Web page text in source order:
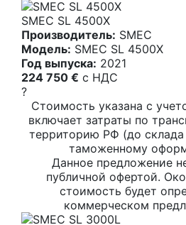
SMEC SL 4500X
Производитель: SMEC
Модель: SMEC SL 4500X
Год выпуска: 2021
224 750 € c НДС
?
Стоимость указана с
включает затраты по
территорию РФ (до склада
таможенному
Данное предложение
публичной офертой.
стоимость будет
коммерческом